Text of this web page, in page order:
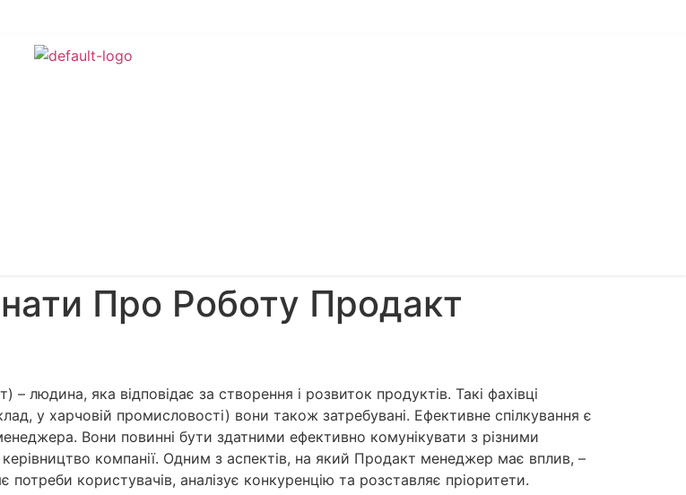
Про Роботу Продакт
яка відповідає за створення і розвиток продуктів. Такі фахівці
у харчовій промисловості) вони також затребувані. Ефективне спілкування є
Вони повинні бути здатними ефективно комунікувати з різними
компанії. Одним з аспектів, на який Продакт менеджер має вплив, –
користувачів, аналізує конкуренцію та розставляє пріоритети.